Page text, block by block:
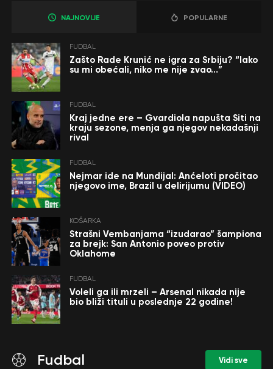
NAJNOVIJE POPULARNE
FUDBAL
Zašto Rade Krunić ne igra za Srbiju? “Iako
su mi obećali, niko me nije zvao…”
FUDBAL
Kraj jedne ere – Gvardiola napušta Siti na
kraju sezone, menja ga njegov nekadašnji
rival
FUDBAL
Nejmar ide na Mundijal: Anćeloti pročitao
njegovo ime, Brazil u delirijumu (VIDEO)
KOŠARKA
Strašni Vembanjama “izudarao” šampiona
za brejk: San Antonio poveo protiv
Oklahome
FUDBAL
Voleli ga ili mrzeli – Arsenal nikada nije
bio bliži tituli u poslednje 22 godine!
Fudbal Vidi sve